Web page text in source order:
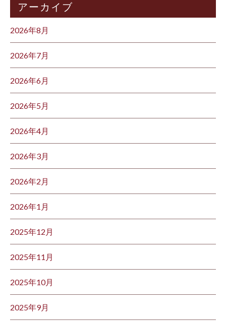
アーカイブ
2026年8月
2026年7月
2026年6月
2026年5月
2026年4月
2026年3月
2026年2月
2026年1月
2025年12月
2025年11月
2025年10月
2025年9月